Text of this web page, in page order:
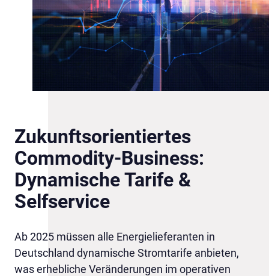
Zukunftsorientiertes
Commodity-Business:
Dynamische Tarife &
Selfservice
Ab 2025 müssen alle Energielieferanten in
Deutschland dynamische Stromtarife anbieten,
was erhebliche Veränderungen im operativen